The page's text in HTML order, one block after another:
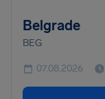
Belgrade
BEG
07.08.2026